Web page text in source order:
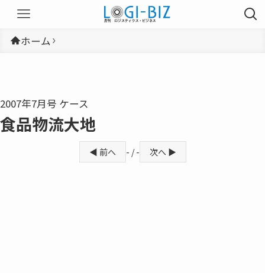
ホーム
2007年7月号 ケース
食品物流大地
◀ 前へ - / - 次へ ▶